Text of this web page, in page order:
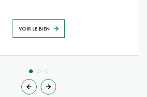
VOIR LE BIEN